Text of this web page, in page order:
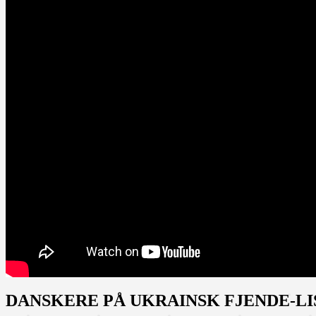
DANSKERE PÅ UKRAINSK FJENDE-